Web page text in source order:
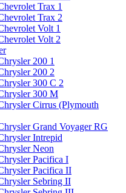
Trax 1
Trax 2
Volt 1
Volt 2
200 1
200 2
300 C 2
300 M
Cirrus (Plymouth
Grand Voyager RG
Intrepid
Neon
Pacifica I
Pacifica II
Sebring II